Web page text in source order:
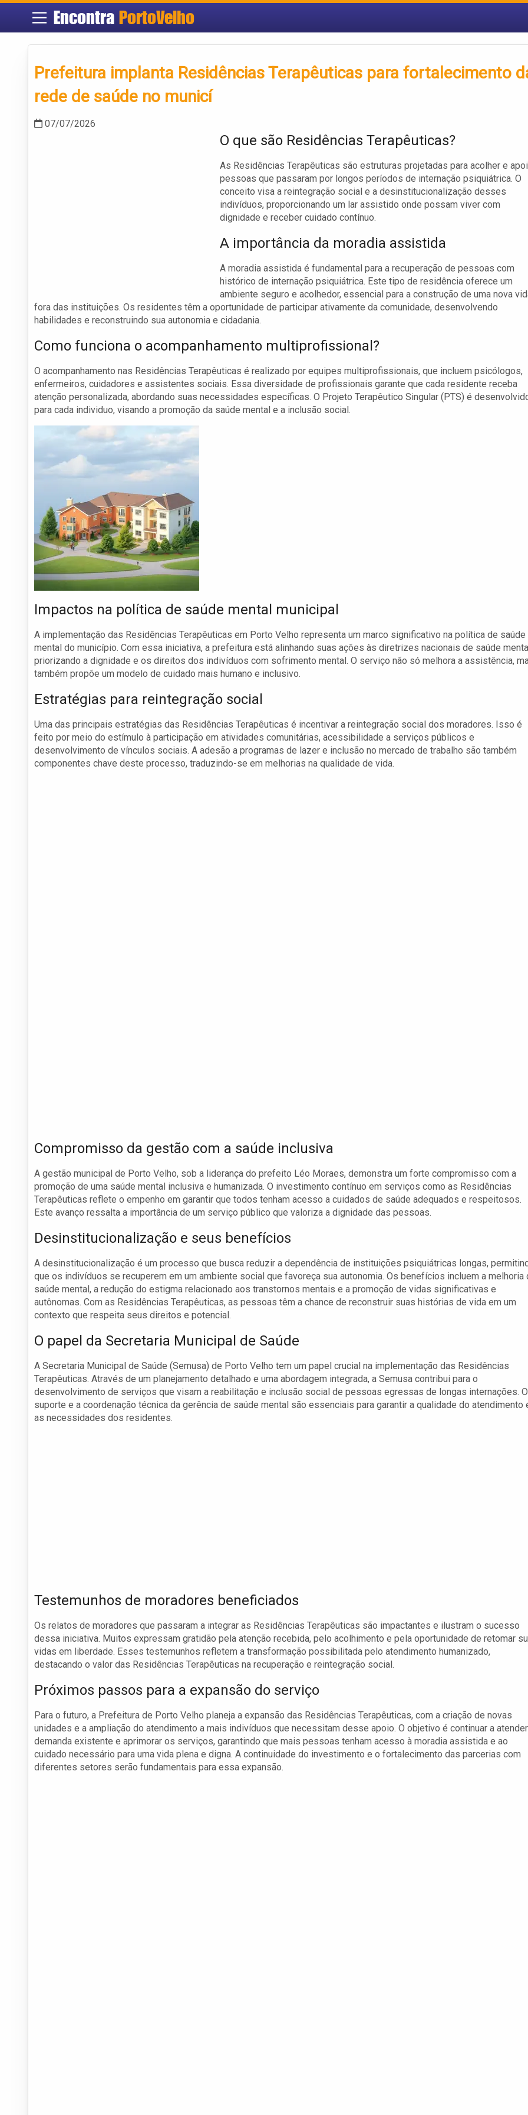
Encontra PortoVelho
Prefeitura implanta Residências Terapêuticas para fortalecimento
rede de saúde no municí
07/07/2026
O que são Residências Terapêuticas?
As Residências Terapêuticas são estruturas projetadas para acolher e
pessoas que passaram por longos períodos de internação psiquiátrica. O
conceito visa a reintegração social e a desinstitucionalização desses
indivíduos, proporcionando um lar assistido onde possam viver com
dignidade e receber cuidado contínuo.
A importância da moradia assistida
A moradia assistida é fundamental para a recuperação de pessoas com
histórico de internação psiquiátrica. Este tipo de residência oferece um
ambiente seguro e acolhedor, essencial para a construção de uma nova
fora das instituições. Os residentes têm a oportunidade de participar ativamente da comunidade, desenvolvendo
habilidades e reconstruindo sua autonomia e cidadania.
Como funciona o acompanhamento multiprofissional?
O acompanhamento nas Residências Terapêuticas é realizado por equipes multiprofissionais, que incluem psicólogos,
enfermeiros, cuidadores e assistentes sociais. Essa diversidade de profissionais garante que cada residente receba
atenção personalizada, abordando suas necessidades específicas. O Projeto Terapêutico Singular (PTS) é
para cada individuo, visando a promoção da saúde mental e a inclusão social.
Impactos na política de saúde mental municipal
A implementação das Residências Terapêuticas em Porto Velho representa um marco significativo na política de saúde
mental do município. Com essa iniciativa, a prefeitura está alinhando suas ações às diretrizes nacionais de saúde
priorizando a dignidade e os direitos dos indivíduos com sofrimento mental. O serviço não só melhora a assistência,
também propõe um modelo de cuidado mais humano e inclusivo.
Estratégias para reintegração social
Uma das principais estratégias das Residências Terapêuticas é incentivar a reintegração social dos moradores. Isso é
feito por meio do estímulo à participação em atividades comunitárias, acessibilidade a serviços públicos e
desenvolvimento de vínculos sociais. A adesão a programas de lazer e inclusão no mercado de trabalho são também
componentes chave deste processo, traduzindo-se em melhorias na qualidade de vida.
Compromisso da gestão com a saúde inclusiva
A gestão municipal de Porto Velho, sob a liderança do prefeito Léo Moraes, demonstra um forte compromisso com a
promoção de uma saúde mental inclusiva e humanizada. O investimento contínuo em serviços como as Residências
Terapêuticas reflete o empenho em garantir que todos tenham acesso a cuidados de saúde adequados e respeitosos.
Este avanço ressalta a importância de um serviço público que valoriza a dignidade das pessoas.
Desinstitucionalização e seus benefícios
A desinstitucionalização é um processo que busca reduzir a dependência de instituições psiquiátricas longas,
que os indivíduos se recuperem em um ambiente social que favoreça sua autonomia. Os benefícios incluem a melhoria
saúde mental, a redução do estigma relacionado aos transtornos mentais e a promoção de vidas significativas e
autônomas. Com as Residências Terapêuticas, as pessoas têm a chance de reconstruir suas histórias de vida em um
contexto que respeita seus direitos e potencial.
O papel da Secretaria Municipal de Saúde
A Secretaria Municipal de Saúde (Semusa) de Porto Velho tem um papel crucial na implementação das Residências
Terapêuticas. Através de um planejamento detalhado e uma abordagem integrada, a Semusa contribui para o
desenvolvimento de serviços que visam a reabilitação e inclusão social de pessoas egressas de longas internações. O
suporte e a coordenação técnica da gerência de saúde mental são essenciais para garantir a qualidade do atendimento
as necessidades dos residentes.
Testemunhos de moradores beneficiados
Os relatos de moradores que passaram a integrar as Residências Terapêuticas são impactantes e ilustram o sucesso
dessa iniciativa. Muitos expressam gratidão pela atenção recebida, pelo acolhimento e pela oportunidade de retomar
vidas em liberdade. Esses testemunhos refletem a transformação possibilitada pelo atendimento humanizado,
destacando o valor das Residências Terapêuticas na recuperação e reintegração social.
Próximos passos para a expansão do serviço
Para o futuro, a Prefeitura de Porto Velho planeja a expansão das Residências Terapêuticas, com a criação de novas
unidades e a ampliação do atendimento a mais indivíduos que necessitam desse apoio. O objetivo é continuar a
demanda existente e aprimorar os serviços, garantindo que mais pessoas tenham acesso à moradia assistida e ao
cuidado necessário para uma vida plena e digna. A continuidade do investimento e o fortalecimento das parcerias com
diferentes setores serão fundamentais para essa expansão.